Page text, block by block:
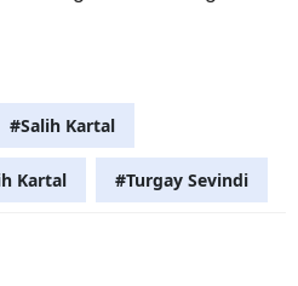
#Salih Kartal
Kartal #Turgay Sevindi